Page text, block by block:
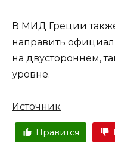
В МИД Греции
направить
на двустороннем,
уровне.
Источник
Нравится